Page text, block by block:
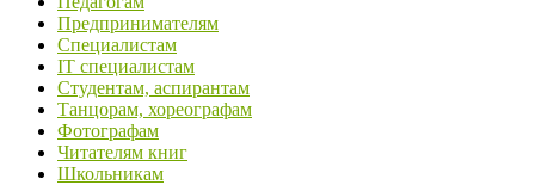
Предпринимателям
Специалистам
IT специалистам
Студентам, аспирантам
Танцорам, хореографам
Фотографам
Читателям книг
Школьникам